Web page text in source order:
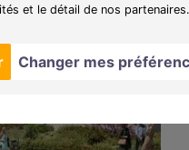
et le détail de nos partenaires.
Changer mes